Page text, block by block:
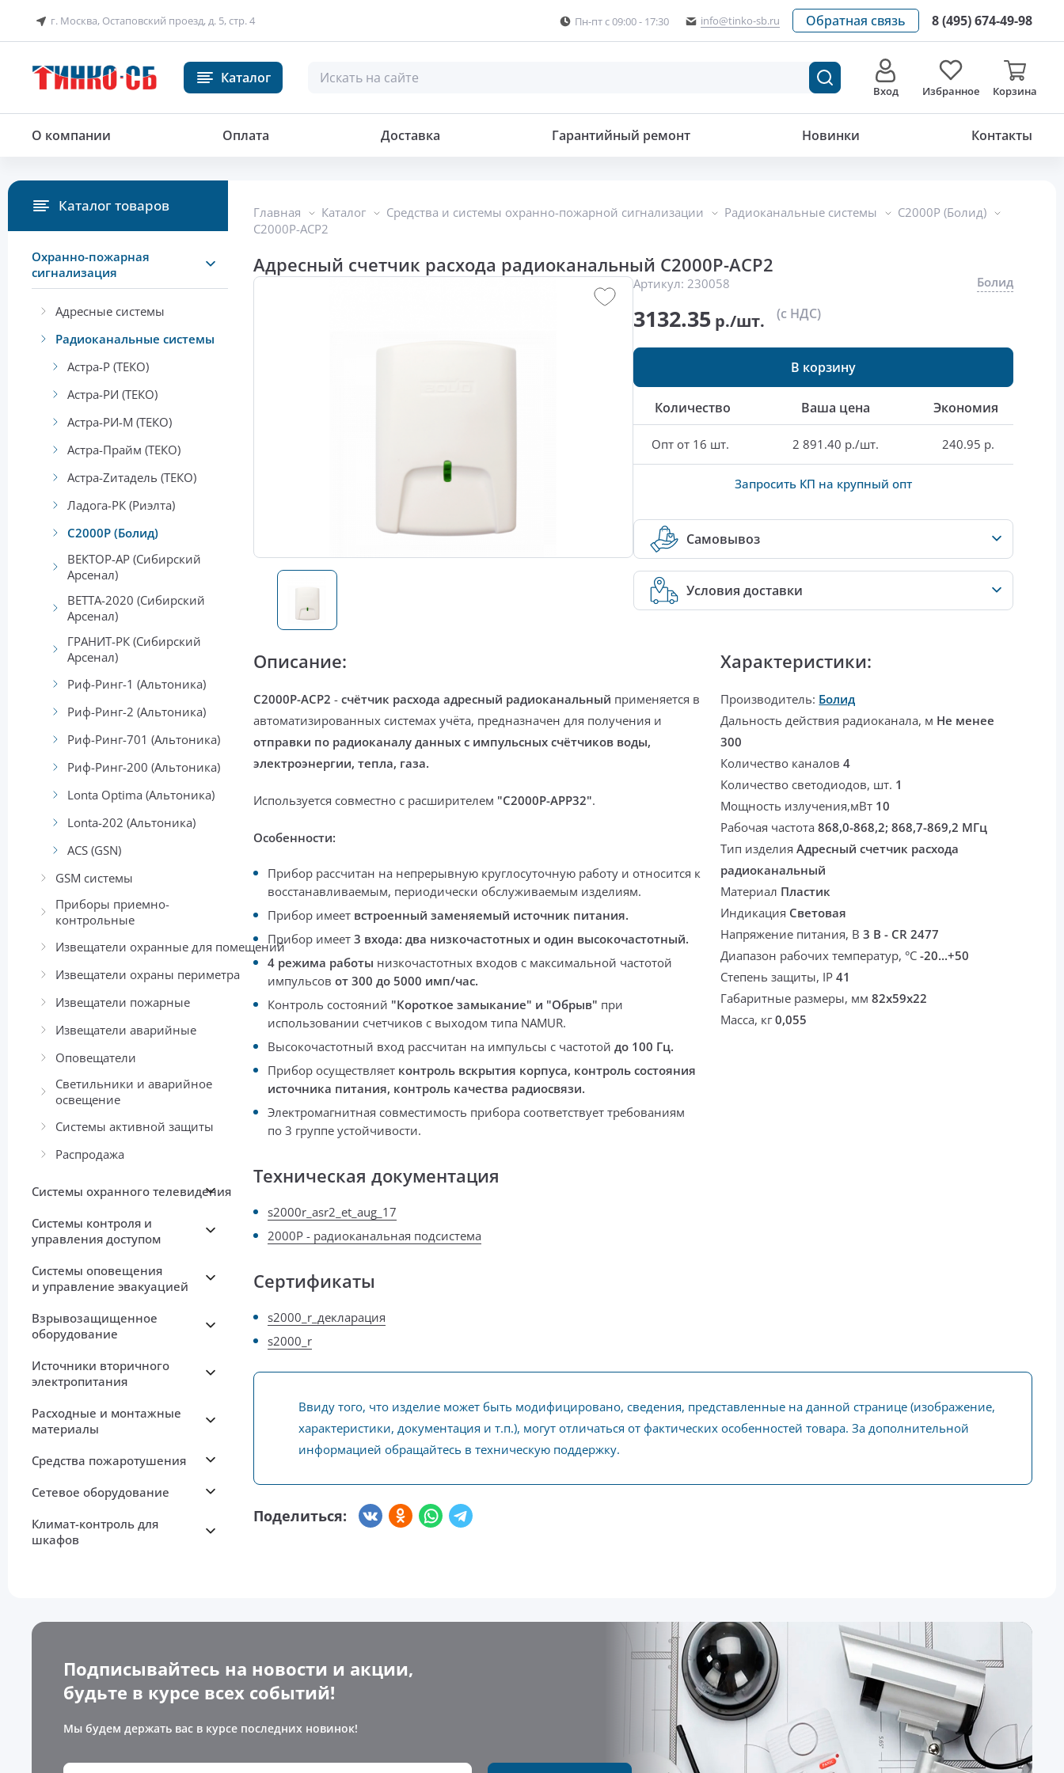
г. Москва, Остаповский проезд, д. 5, стр. 4 Пн-пт с 09:00 - 17:30 info@tinko-sb.ru Обратная связь 8 (495) 674-49-98
Каталог
Вход Избранное Корзина
О компании Оплата Доставка Гарантийный ремонт Новинки Контакты
Главная Каталог Средства и системы охранно-пожарной сигнализации Радиоканальные системы
С2000Р (Болид)
С2000Р-АСР2
Адресный счетчик расхода радиоканальный С2000Р-АСР2
Артикул: 230058 Болид
3132.35 р./шт. (с НДС)
В корзину
Количество Ваша цена Экономия
Опт от 16 шт. 2 891.40 р./шт. 240.95 р.
Запросить КП на крупный опт
Самовывоз
Условия доставки
Характеристики:
Производитель: Болид
Дальность действия радиоканала, м Не менее
300
Количество каналов4
Количество светодиодов, шт. 1
Мощность излучения,мВт 10
Рабочая частота868,0-868,2; 868,7-869,2 МГц
Тип изделияАдресный счетчик расхода
радиоканальный
Материал Пластик
Индикация Световая
Напряжение питания, В3 В - CR 2477
Диапазон рабочих температур, °С-20...+50
Степень защиты, IP41
Габаритные размеры, мм82х59х22
Масса, кг0,055
Описание:
С2000Р-АСР2 - счётчик расхода адресный радиоканальный применяется в
автоматизированных системах учёта, предназначен для получения и
отправки по радиоканалу данных с импульсных счётчиков воды,
электроэнергии, тепла, газа.
Используется совместно с расширителем "С2000Р-АРР32".
Особенности:
Прибор рассчитан на непрерывную круглосуточную работу и относится к
восстанавливаемым, периодически обслуживаемым изделиям.
Прибор имеет встроенный заменяемый источник питания.
Прибор имеет 3 входа: два низкочастотных и один высокочастотный.
4 режима работы низкочастотных входов с максимальной частотой
импульсов от 300 до 5000 имп/час.
Контроль состояний "Короткое замыкание" и "Обрыв" при
использовании счетчиков с выходом типа NAMUR.
Высокочастотный вход рассчитан на импульсы с частотой до 100 Гц.
Прибор осуществляет контроль вскрытия корпуса, контроль состояния
источника питания, контроль качества радиосвязи.
Электромагнитная совместимость прибора соответствует требованиям
по 3 группе устойчивости.
Техническая документация
s2000r_asr2_et_aug_17
2000Р - радиоканальная подсистема
Сертификаты
s2000_r_декларация
s2000_r
Ввиду того, что изделие может быть модифицировано, сведения, представленные на данной странице (изображение,
характеристики, документация и т.п.), могут отличаться от фактических особенностей товара. За дополнительной
информацией обращайтесь в техническую поддержку.
Поделиться:
Каталог товаров
Охранно-пожарная
сигнализация
Адресные системы
Радиоканальные системы
Астра-Р (ТЕКО)
Астра-РИ (ТЕКО)
Астра-РИ-М (ТЕКО)
Астра-Прайм (ТЕКО)
Астра-Zитадель (ТЕКО)
Ладога-РК (Риэлта)
С2000Р (Болид)
ВЕКТОР-АР (Сибирский
Арсенал)
ВЕТТА-2020 (Сибирский
Арсенал)
ГРАНИТ-РК (Сибирский
Арсенал)
Риф-Ринг-1 (Альтоника)
Риф-Ринг-2 (Альтоника)
Риф-Ринг-701 (Альтоника)
Риф-Ринг-200 (Альтоника)
Lonta Optima (Альтоника)
Lonta-202 (Альтоника)
ACS (GSN)
GSM системы
Приборы приемно-
контрольные
Извещатели охранные для помещений
Извещатели охраны периметра
Извещатели пожарные
Извещатели аварийные
Оповещатели
Светильники и аварийное
освещение
Системы активной защиты
Распродажа
Системы охранного телевидения
Системы контроля и
управления доступом
Системы оповещения
и управление эвакуацией
Взрывозащищенное
оборудование
Источники вторичного
электропитания
Расходные и монтажные
материалы
Средства пожаротушения
Сетевое оборудование
Климат-контроль для
шкафов
3 132.35р./шт.
Подписывайтесь на новости и акции,
будьте в курсе всех событий!
Мы будем держать вас в курсе последних новинок!